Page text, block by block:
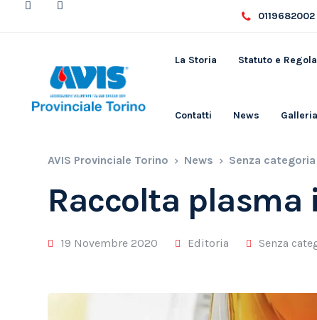
La Storia Statuto e
Contatti News Galleria
AVIS Provinciale Torino News Senza categoria
Raccolta
19 Novembre 2020 Editoria Senza